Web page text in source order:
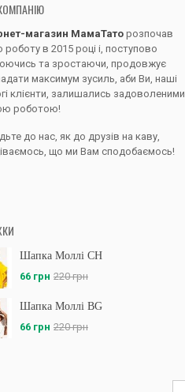
магазин МамаТато розпочав
в 2015 році і, поступово
та зростаючи, продовжує
максимум зусиль, аби Ви, наші
клієнти, залишались задоволеними
роботою!
до нас, як до друзів на каву,
що ми Вам сподобаємось!
Шапка Моллі CH
66 грн 220 грн
Шапка Моллі BG
66 грн 220 грн